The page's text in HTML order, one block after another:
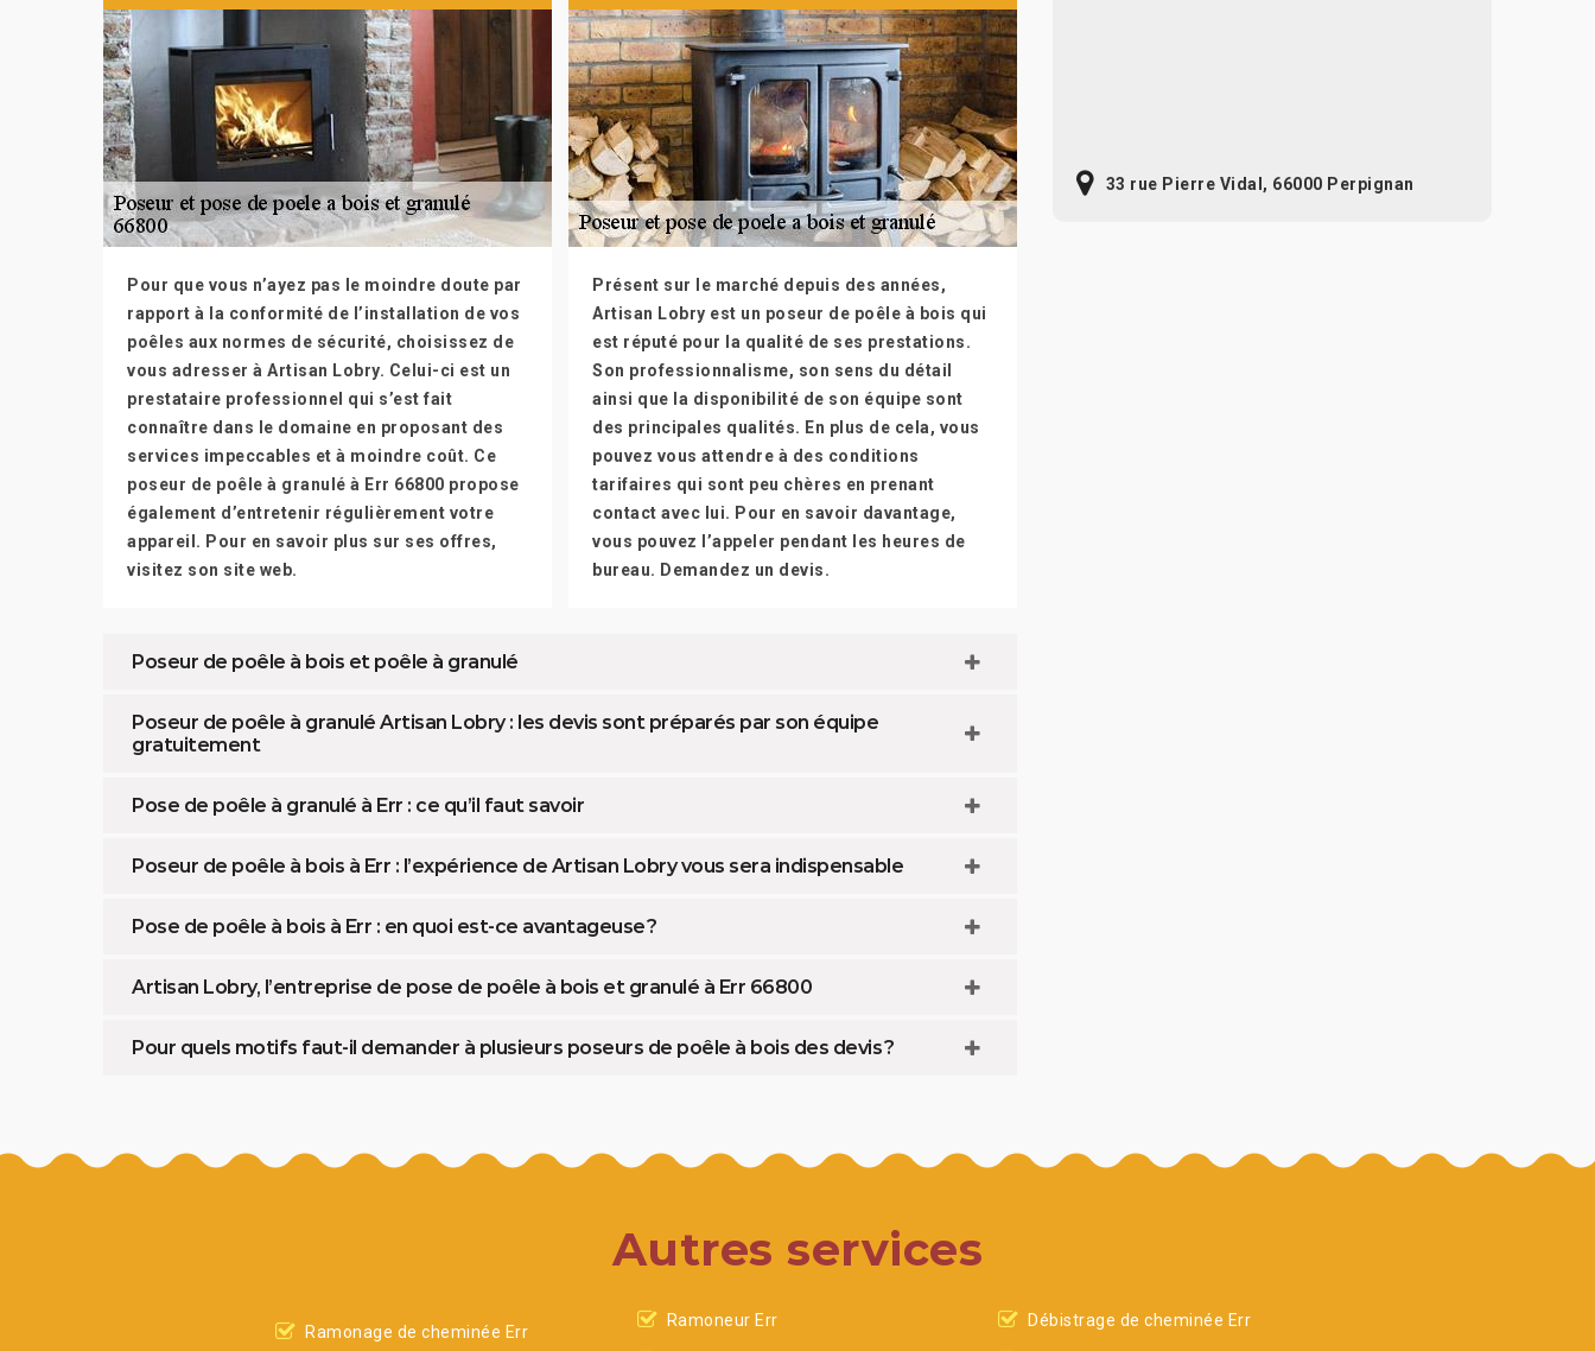
Pour que vous n’ayez pas le moindre doute par
rapport à la conformité de l’installation de vos
poêles aux normes de sécurité, choisissez de
vous adresser à Artisan Lobry. Celui-ci est un
prestataire professionnel qui s’est fait
connaître dans le domaine en proposant des
services impeccables et à moindre coût. Ce
poseur de poêle à granulé à Err 66800 propose
également d’entretenir régulièrement votre
appareil. Pour en savoir plus sur ses offres,
visitez son site web.
Présent sur le marché depuis des années,
Artisan Lobry est un poseur de poêle à bois qui
est réputé pour la qualité de ses prestations.
Son professionnalisme, son sens du détail
ainsi que la disponibilité de son équipe sont
des principales qualités. En plus de cela, vous
pouvez vous attendre à des conditions
tarifaires qui sont peu chères en prenant
contact avec lui. Pour en savoir davantage,
vous pouvez l’appeler pendant les heures de
bureau. Demandez un devis.
Poseur de poêle à bois et poêle à granulé
Poseur de poêle à granulé Artisan Lobry : les devis sont préparés par son équipe
gratuitement
Pose de poêle à granulé à Err : ce qu’il faut savoir
Poseur de poêle à bois à Err : l’expérience de Artisan Lobry vous sera indispensable
Pose de poêle à bois à Err : en quoi est-ce avantageuse ?
Artisan Lobry, l’entreprise de pose de poêle à bois et granulé à Err 66800
Pour quels motifs faut-il demander à plusieurs poseurs de poêle à bois des devis ?
33 rue Pierre Vidal, 66000 Perpignan
Autres services
Ramonage de cheminée Err
Ramoneur Err Débistrage de cheminée Err